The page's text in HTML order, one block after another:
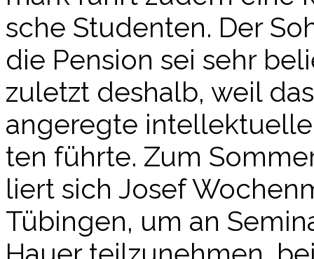
sche Stu­den­ten. Der
die Pen­si­on sei sehr
zuletzt des­halb, weil
ange­reg­te
ten führ­te. Zum
liert sich Josef
Tübin­gen, um an